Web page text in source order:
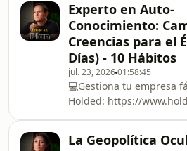
Shop Facilitea de
puedes aprender sobre
inversión con
acceder a diferentes
inversión, todo desde
¿Quieres el Excel que
trackear ingresos y
la palabra
mensaje
Experto en Auto-
Conocimiento:
Creencias para el
Días) - 10 Hábitos
jul. 23, 202601:58:45
💻Gestiona tu empresa
Holded: https://
informes en tiempo real
La Geopolítica